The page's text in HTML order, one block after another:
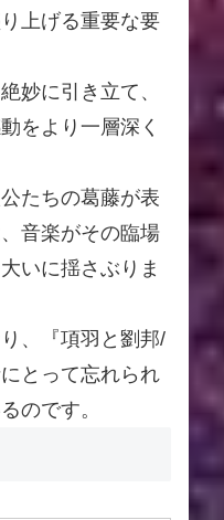
上げる重要な要
妙に引き立て、
をより一層深く
たちの葛藤が表
音楽がその臨場
いに揺さぶりま
、『項羽と劉邦/
とって忘れられ
のです。